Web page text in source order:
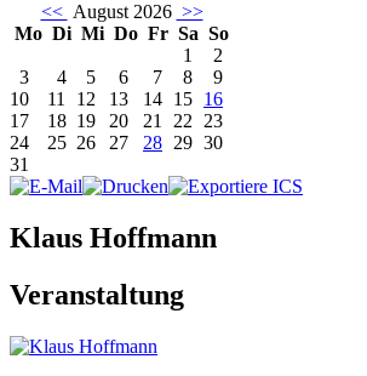
<< August 2026 >>
Mo Di Mi Do Fr Sa So
1
2
3
4 5 6 7 8
9
10
11 12 13 14 15 16
17
18 19 20 21 22 23
24
25 26 27 28 29 30
31
Klaus Hoffmann
Veranstaltung